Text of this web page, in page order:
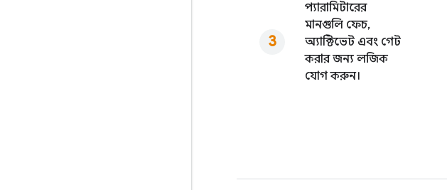
প্যারামিটারের
মানগুলি ফেচ,
অ্যাক্টিভেট এবং গেট
করার জন্য লজিক
যোগ করুন।